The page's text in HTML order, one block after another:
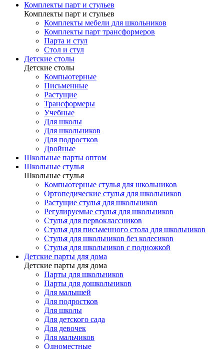
Комплекты парт и стульев
Комплекты парт и стульев
Комплекты мебели для школьников
Комплекты парт трансформеров
Парта и стул
Стол и стул
Детские столы
Детские столы
Компьютерные
Письменные
Растущие
Трансформеры
Учебные
Для школы
Для школьников
Для подростков
Двойные
Школьные парты оптом
Школьные стулья
Школьные стулья
Компьютерные стулья для школьников
Ортопедические стулья для школьников
Растущие стулья для школьников
Регулируемые стулья для школьников
Стулья для первоклассников
Стулья для письменного стола для школьников
Стулья для школьников без колесиков
Стулья для школьников с подножкой
Детские парты для дома
Детские парты для дома
Парты для школьников
Парты для дошкольников
Для малышей
Для подростков
Для школы
Для детского сада
Для девочек
Для мальчиков
Одноместные